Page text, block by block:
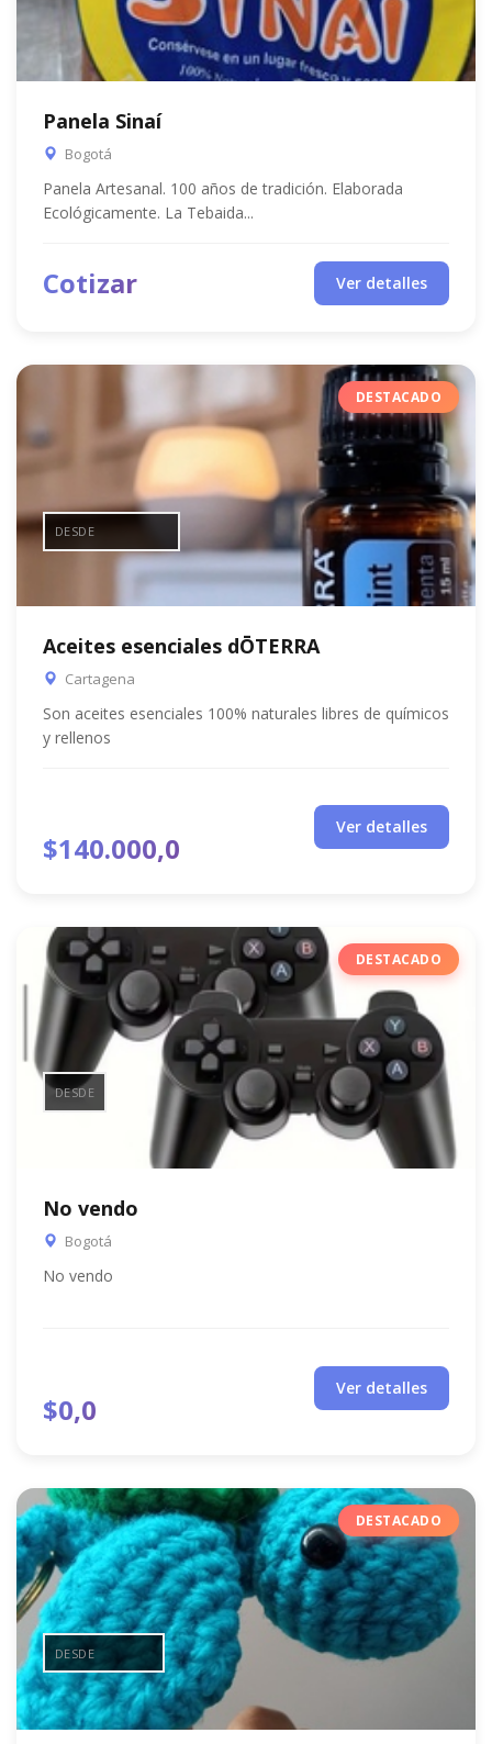
Panela Sinaí
Bogotá
Panela Artesanal. 100 años de tradición. Elaborada
Ecológicamente. La Tebaida...
Cotizar Ver detalles
DESTACADO
Aceites esenciales dŌTERRA
Cartagena
Son aceites esenciales 100% naturales libres de químicos
y rellenos
DESDE
$140.000,0
Ver detalles
DESTACADO
No vendo
Bogotá
No vendo
DESDE
$0,0
Ver detalles
DESTACADO
DESDE